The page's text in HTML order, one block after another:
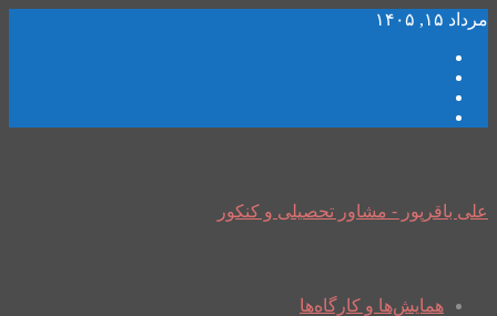
مرداد ۱۵, ۱۴۰۵
علی باقرپور - مشاور تحصیلی و کنکور
همایش‌ها و کارگاه‌ها